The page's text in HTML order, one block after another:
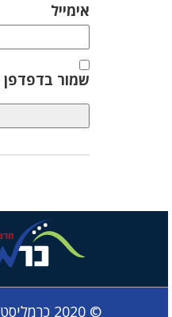
אימייל
שמור
© 2020 כרמליסט